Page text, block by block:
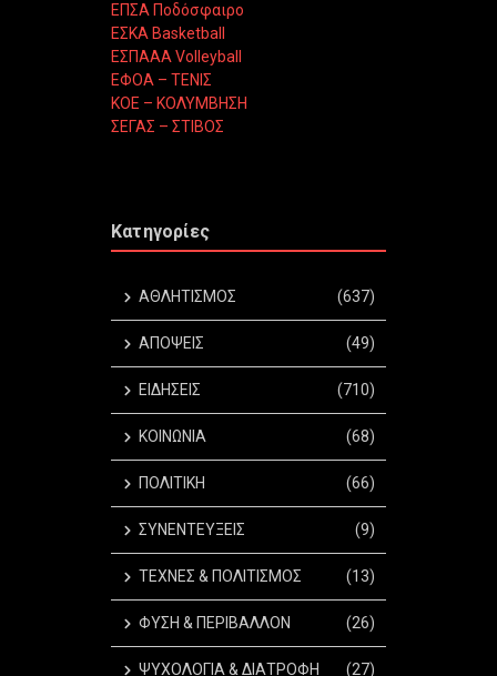
ΕΠΣΑ Ποδόσφαιρο
ΕΣΚΑ Basketball
ΕΣΠΑΑΑ Volleyball
ΕΦΟΑ – ΤΕΝΙΣ
ΚΟΕ – ΚΟΛΥΜΒΗΣΗ
ΣΕΓΑΣ – ΣΤΙΒΟΣ
Κατηγορίες
ΑΘΛΗΤΙΣΜΟΣ (637)
ΑΠΟΨΕΙΣ (49)
ΕΙΔΗΣΕΙΣ (710)
ΚΟΙΝΩΝΙΑ (68)
ΠΟΛΙΤΙΚΗ (66)
ΣΥΝΕΝΤΕΥΞΕΙΣ (9)
ΤΕΧΝΕΣ & ΠΟΛΙΤΙΣΜΟΣ (13)
ΦΥΣΗ & ΠΕΡΙΒΑΛΛΟΝ (26)
ΨΥΧΟΛΟΓΙΑ & ΔΙΑΤΡΟΦΗ (27)